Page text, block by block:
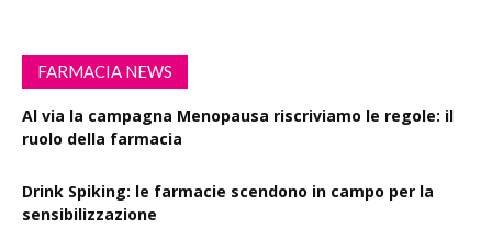
FARMACIA NEWS
Al via la campagna Menopausa riscriviamo le regole: il
ruolo della farmacia
Drink Spiking: le farmacie scendono in campo per la
sensibilizzazione